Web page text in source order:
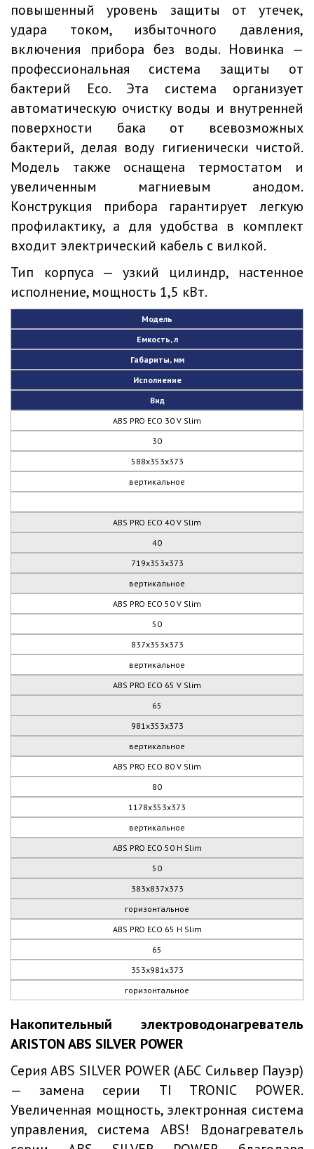
повышенный уровень защиты от утечек,
удара током, избыточного давления,
включения прибора без воды. Новинка —
профессиональная система защиты от
бактерий Eco. Эта система организует
автоматическую очистку воды и внутренней
поверхности бака от всевозможных
бактерий, делая воду гигиенически чистой.
Модель также оснащена термостатом и
увеличенным магниевым анодом.
Конструкция прибора гарантирует легкую
профилактику, а для удобства в комплект
входит электрический кабель с вилкой.
Тип корпуса — узкий цилиндр, настенное
исполнение, мощность 1,5 кВт.
Модель
Емкость, л
Габариты, мм
Исполнение
Вид
ABS PRO ECO 30 V Slim
30
588x353x373
вертикальное
ABS PRO ECO 40 V Slim
40
719x353x373
вертикальное
ABS PRO ECO 50 V Slim
50
837х353х373
вертикальное
ABS PRO ECO 65 V Slim
65
981х353х373
вертикальное
ABS PRO ECO 80 V Slim
80
1178х353х373
вертикальное
ABS PRO ECO 50 H Slim
50
383х837х373
горизонтальное
ABS PRO ECO 65 H Slim
65
353х981х373
горизонтальное
Накопительный электроводонагреватель
ARISTON ABS SILVER POWER
Серия ABS SILVER POWER (АБС Сильвер Пауэр)
— замена серии TI TRONIC POWER.
Увеличенная мощность, электронная система
управления, система ABS! Вдонагреватель